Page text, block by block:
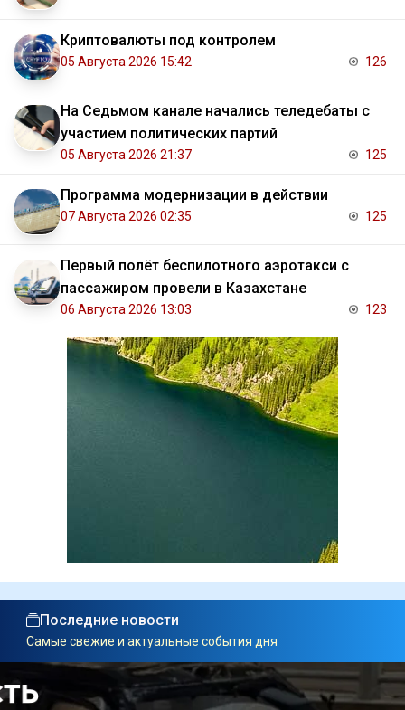
Криптовалюты под контролем
05 Августа 2026 15:42 126
На Седьмом канале начались теледебаты с
участием политических партий
05 Августа 2026 21:37 125
Программа модернизации в действии
07 Августа 2026 02:35 125
Первый полёт беспилотного аэротакси с
пассажиром провели в Казахстане
06 Августа 2026 13:03 123
Последние новости
Самые свежие и актуальные события дня